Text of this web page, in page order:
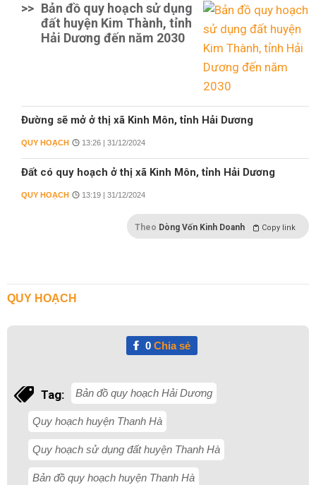
>> Bản đồ quy hoạch sử dụng
đất huyện Kim Thành, tỉnh
Hải Dương đến năm 2030
Đường sẽ mở ở thị xã Kinh Môn, tỉnh Hải Dương
QUY HOẠCH 13:26 | 31/12/2024
Đất có quy hoạch ở thị xã Kinh Môn, tỉnh Hải Dương
QUY HOẠCH 13:19 | 31/12/2024
Theo Dòng Vốn Kinh Doanh Copy link
QUY HOẠCH
0Chia sẻ
Tag: Bản đồ quy hoạch Hải Dương
Quy hoạch huyện Thanh Hà
Quy hoạch sử dụng đất huyện Thanh Hà
Bản đồ quy hoạch huyện Thanh Hà